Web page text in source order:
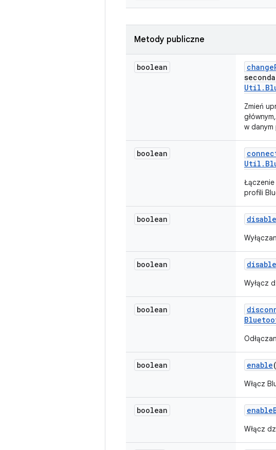
Metody publiczne
boolean change
Util .
Zmień
w
boolean
Util .
profili
boolean disable
boolean disable
Wyłącz
boolean
boolean enable(
Włącz
boolean enable
Włącz